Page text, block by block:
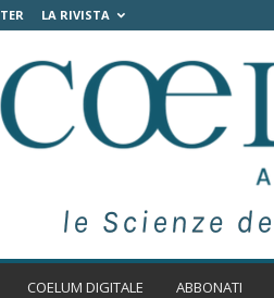
LA RIVISTA
COELUM DIGITALE ABBONATI